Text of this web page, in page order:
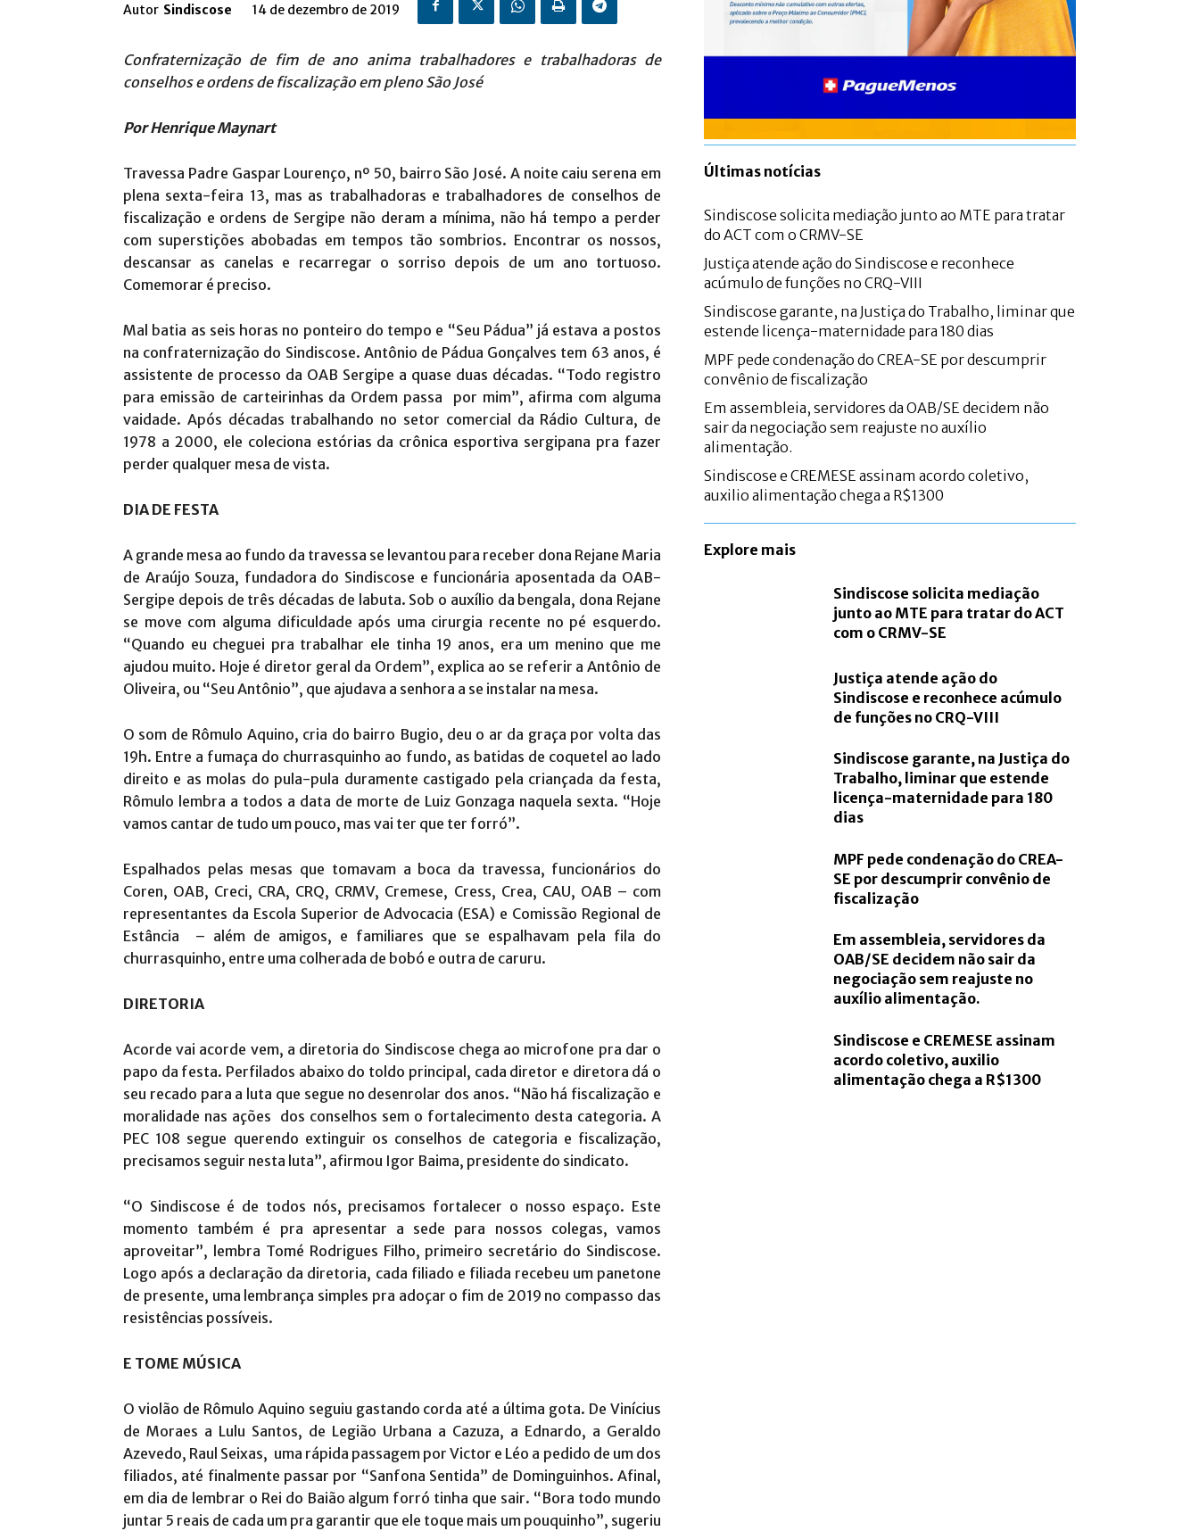
Autor Sindiscose 14 de dezembro de 2019
Confraternização de fim de ano anima trabalhadores e trabalhadoras de
conselhos e ordens de fiscalização em pleno São José
Por Henrique Maynart
Travessa Padre Gaspar Lourenço, nº 50, bairro São José. A noite caiu serena em
plena sexta-feira 13, mas as trabalhadoras e trabalhadores de conselhos de
fiscalização e ordens de Sergipe não deram a mínima, não há tempo a perder
com superstições abobadas em tempos tão sombrios. Encontrar os nossos,
descansar as canelas e recarregar o sorriso depois de um ano tortuoso.
Comemorar é preciso.
Mal batia as seis horas no ponteiro do tempo e “Seu Pádua” já estava a postos
na confraternização do Sindiscose. Antônio de Pádua Gonçalves tem 63 anos, é
assistente de processo da OAB Sergipe a quase duas décadas. “Todo registro
para emissão de carteirinhas da Ordem passa por mim”, afirma com alguma
vaidade. Após décadas trabalhando no setor comercial da Rádio Cultura, de
1978 a 2000, ele coleciona estórias da crônica esportiva sergipana pra fazer
perder qualquer mesa de vista.
DIA DE FESTA
A grande mesa ao fundo da travessa se levantou para receber dona Rejane Maria
de Araújo Souza, fundadora do Sindiscose e funcionária aposentada da OAB-
Sergipe depois de três décadas de labuta. Sob o auxílio da bengala, dona Rejane
se move com alguma dificuldade após uma cirurgia recente no pé esquerdo.
“Quando eu cheguei pra trabalhar ele tinha 19 anos, era um menino que me
ajudou muito. Hoje é diretor geral da Ordem”, explica ao se referir a Antônio de
Oliveira, ou “Seu Antônio”, que ajudava a senhora a se instalar na mesa.
O som de Rômulo Aquino, cria do bairro Bugio, deu o ar da graça por volta das
19h. Entre a fumaça do churrasquinho ao fundo, as batidas de coquetel ao lado
direito e as molas do pula-pula duramente castigado pela criançada da festa,
Rômulo lembra a todos a data de morte de Luiz Gonzaga naquela sexta. “Hoje
vamos cantar de tudo um pouco, mas vai ter que ter forró”.
Espalhados pelas mesas que tomavam a boca da travessa, funcionários do
Coren, OAB, Creci, CRA, CRQ, CRMV, Cremese, Cress, Crea, CAU, OAB – com
representantes da Escola Superior de Advocacia (ESA) e Comissão Regional de
Estância – além de amigos, e familiares que se espalhavam pela fila do
churrasquinho, entre uma colherada de bobó e outra de caruru.
DIRETORIA
Acorde vai acorde vem, a diretoria do Sindiscose chega ao microfone pra dar o
papo da festa. Perfilados abaixo do toldo principal, cada diretor e diretora dá o
seu recado para a luta que segue no desenrolar dos anos. “Não há fiscalização e
moralidade nas ações dos conselhos sem o fortalecimento desta categoria. A
PEC 108 segue querendo extinguir os conselhos de categoria e fiscalização,
precisamos seguir nesta luta”, afirmou Igor Baima, presidente do sindicato.
“O Sindiscose é de todos nós, precisamos fortalecer o nosso espaço. Este
momento também é pra apresentar a sede para nossos colegas, vamos
aproveitar”, lembra Tomé Rodrigues Filho, primeiro secretário do Sindiscose.
Logo após a declaração da diretoria, cada filiado e filiada recebeu um panetone
de presente, uma lembrança simples pra adoçar o fim de 2019 no compasso das
resistências possíveis.
E TOME MÚSICA
O violão de Rômulo Aquino seguiu gastando corda até a última gota. De Vinícius
de Moraes a Lulu Santos, de Legião Urbana a Cazuza, a Ednardo, a Geraldo
Azevedo, Raul Seixas, uma rápida passagem por Victor e Léo a pedido de um dos
filiados, até finalmente passar por “Sanfona Sentida” de Dominguinhos. Afinal,
em dia de lembrar o Rei do Baião algum forró tinha que sair. “Bora todo mundo
juntar 5 reais de cada um pra garantir que ele toque mais um pouquinho”, sugeriu
Últimas notícias
Sindiscose solicita mediação junto ao MTE para tratar
do ACT com o CRMV-SE
Justiça atende ação do Sindiscose e reconhece
acúmulo de funções no CRQ-VIII
Sindiscose garante, na Justiça do Trabalho, liminar que
estende licença-maternidade para 180 dias
MPF pede condenação do CREA-SE por descumprir
convênio de fiscalização
Em assembleia, servidores da OAB/SE decidem não
sair da negociação sem reajuste no auxílio
alimentação.
Sindiscose e CREMESE assinam acordo coletivo,
auxilio alimentação chega a R$1300
Explore mais
Sindiscose solicita mediação
junto ao MTE para tratar do ACT
com o CRMV-SE
Justiça atende ação do
Sindiscose e reconhece acúmulo
de funções no CRQ-VIII
Sindiscose garante, na Justiça do
Trabalho, liminar que estende
licença-maternidade para 180
dias
MPF pede condenação do CREA-
SE por descumprir convênio de
fiscalização
Em assembleia, servidores da
OAB/SE decidem não sair da
negociação sem reajuste no
auxílio alimentação.
Sindiscose e CREMESE assinam
acordo coletivo, auxilio
alimentação chega a R$1300